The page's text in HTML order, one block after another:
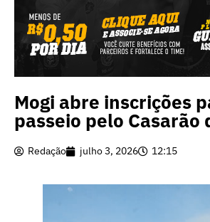
Mogi abre inscrições
passeio pelo Casarão
Redação julho 3, 2026 12:15